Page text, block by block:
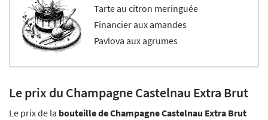
Tarte au citron meringuée
Financier aux amandes
Pavlova aux agrumes
Le prix du Champagne Castelnau Extra Brut
Le prix de la bouteille de Champagne Castelnau Extra Brut